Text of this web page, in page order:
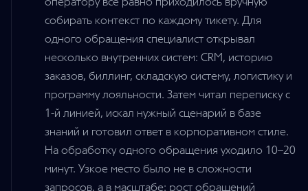
собирать контекст по каждому тикету. Для
одного обращения специалист открывал
несколько внутренних систем: CRM, историю
заказов, биллинг, складскую систему, логистику и
программу лояльности. Затем читал переписку с
1-й линией, искал нужный сценарий в базе
знаний и готовил ответ в корпоративном стиле.
На обработку одного обращения уходило 10–20
минут. Узкое место было не в сложности
запросов, а в масштабе: рост обращений